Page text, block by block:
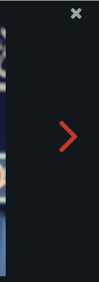
دیدار هزاران